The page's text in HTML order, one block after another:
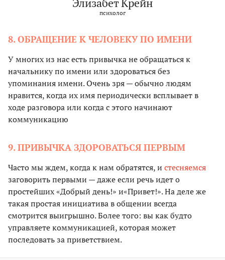
Элизабет Крейн
психолог
8. ОБРАЩЕНИЕ К ЧЕЛОВЕКУ ПО ИМЕНИ
У многих из нас есть привычка не обращаться к
начальнику по имени или здороваться без
упоминания имени. Очень зря — обычно людям
нравится, когда их имя периодически всплывает в
ходе разговора или когда с этого начинают
коммуникацию
9. ПРИВЫЧКА ЗДОРОВАТЬСЯ ПЕРВЫМ
Часто мы ждем, когда к нам обратятся, и стесняемся
заговорить первыми — даже если речь идет о
простейших «Добрый день!» и«Привет!». На деле же
такая простая инициатива в общении всегда
смотрится выигрышно. Более того: вы как будто
управляете коммуникацией, которая может
последовать за приветствием.